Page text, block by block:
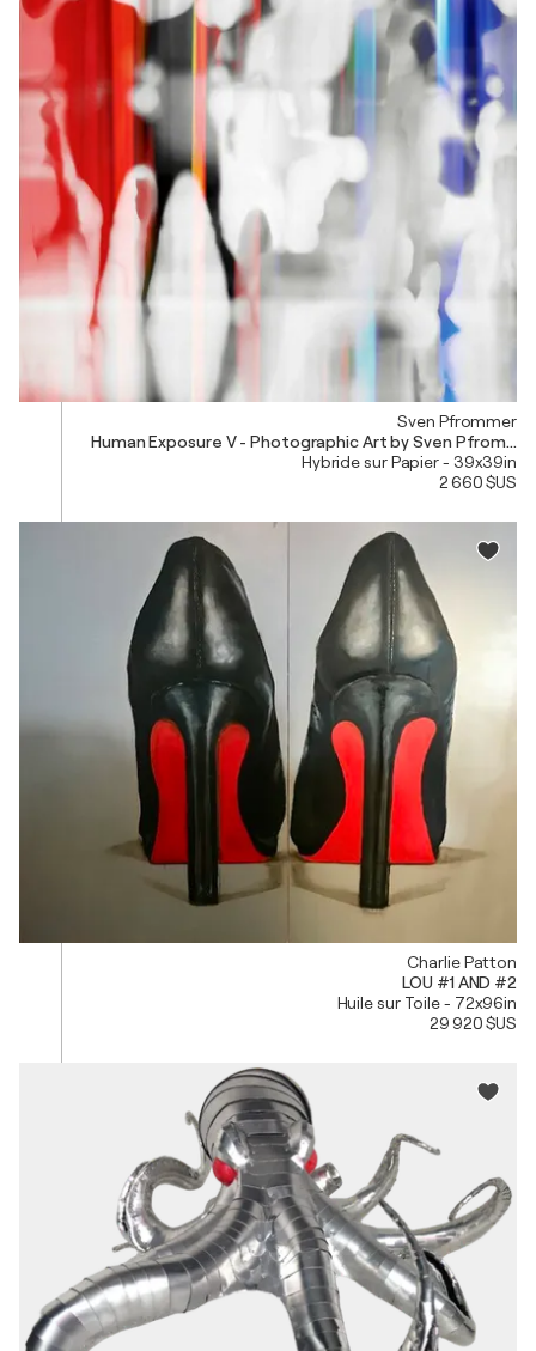
Sven Pfrommer
Human Exposure V - Photographic Art by Sven
Hybride sur Papier - 39x39in
2 660 $US
Charlie Patton
LOU #1 AND #2
Huile sur Toile - 72x96in
29 920 $US